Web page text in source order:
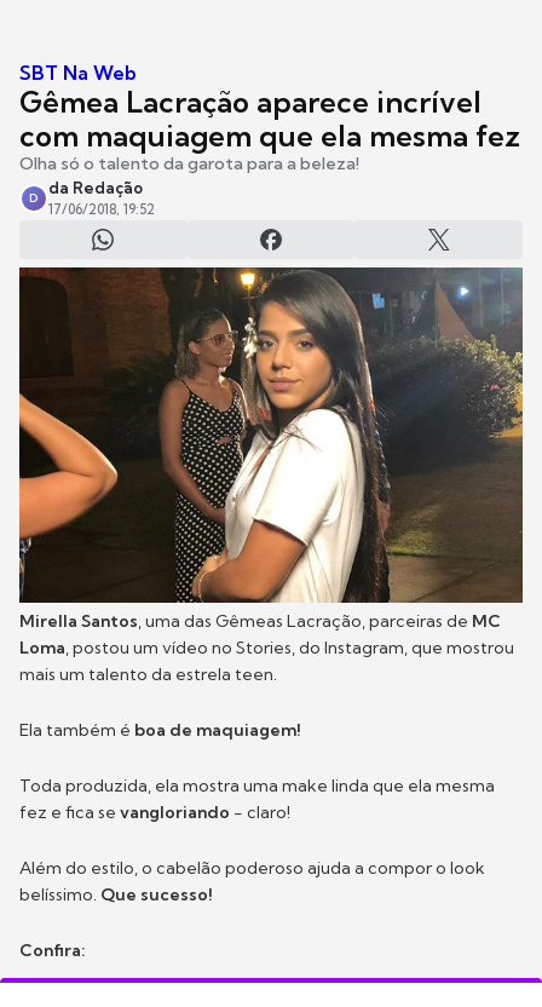
SBT Na Web
Gêmea Lacração aparece incrível
com maquiagem que ela mesma fez
Olha só o talento da garota para a beleza!
D
da Redação
17/06/2018, 19:52
Mirella Santos, uma das Gêmeas Lacração, parceiras de MC
Loma, postou um vídeo no Stories, do Instagram, que mostrou
mais um talento da estrela teen.
Ela também é boa de maquiagem!
Toda produzida, ela mostra uma make linda que ela mesma
fez e fica se vangloriando - claro!
Além do estilo, o cabelão poderoso ajuda a compor o look
belíssimo. Que sucesso!
Confira: